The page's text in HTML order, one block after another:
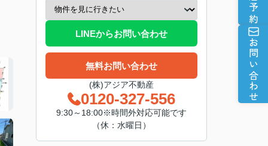
お問い合わせ
LINEからお問い合わせ
無料お問い合わせ
(株)アジア不動産
0120-327-556
9:30～18:00※時間外対応可能です
（休：水曜日）